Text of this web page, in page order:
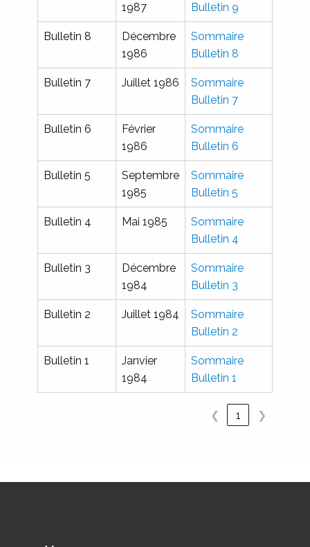
1987
Bulletin 9
Bulletin 8
Décembre
1986
Sommaire
Bulletin 8
Bulletin 7 Juillet 1986
Sommaire
Bulletin 7
Bulletin 6
Février
1986
Sommaire
Bulletin 6
Bulletin 5
Septembre
1985
Sommaire
Bulletin 5
Bulletin 4 Mai 1985
Sommaire
Bulletin 4
Bulletin 3
Décembre
1984
Sommaire
Bulletin 3
Bulletin 2 Juillet 1984
Sommaire
Bulletin 2
Bulletin 1
Janvier
1984
Sommaire
Bulletin 1
❮ 1 ❯